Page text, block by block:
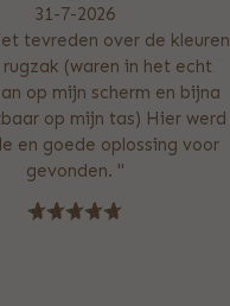
31-7-2026
tevreden over de kleuren
(waren in het echt
op mijn scherm en bijna
op mijn tas) Hier werd
en goede oplossing voor
gevonden. "